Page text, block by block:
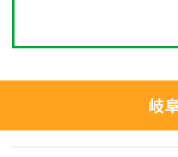
岐